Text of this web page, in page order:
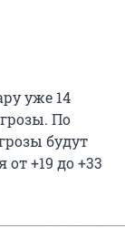
уже 14
По
будут
+19 до +33